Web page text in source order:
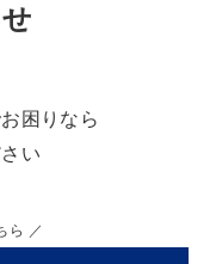
困りなら
い
ら ／